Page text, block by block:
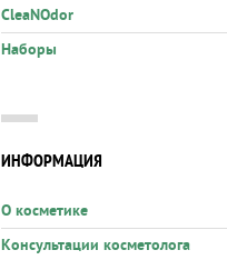
CleaNOdor
Наборы
ИНФОРМАЦИЯ
О косметике
Консультации косметолога